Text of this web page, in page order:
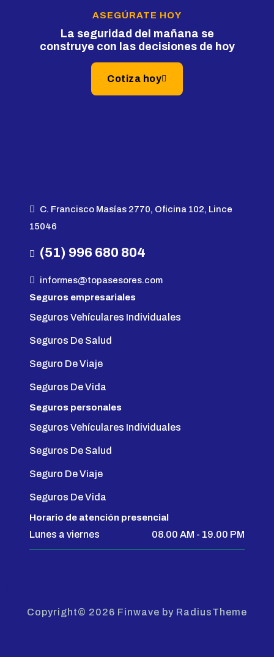
ASEGÚRATE HOY
La seguridad del mañana se
construye con las decisiones de hoy
Cotiza hoy
C. Francisco Masías 2770, Oficina 102, Lince
15046
(51) 996 680 804
informes@topasesores.com
Seguros empresariales
Seguros Vehículares Individuales
Seguros De Salud
Seguro De Viaje
Seguros De Vida
Seguros personales
Seguros Vehículares Individuales
Seguros De Salud
Seguro De Viaje
Seguros De Vida
Horario de atención presencial
Lunes a viernes 08.00 AM - 19.00 PM
Copyright© 2026 Finwave by RadiusTheme